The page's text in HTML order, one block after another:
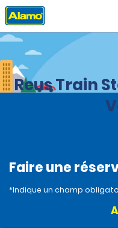
Accueil Agences
Reus Train
Faire une
*Indique un champ